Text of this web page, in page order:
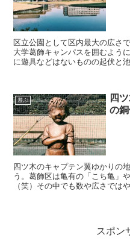
区立公園として区内最大の広さ
大学葛飾キャンパスを囲むよう
に遊具などはないものの起伏と
遊ぶ
四
の
四ツ木のキャプテン翼ゆかりの
う。葛飾区は亀有の「こち亀」
（笑）その中でも数や広さでは
スポン